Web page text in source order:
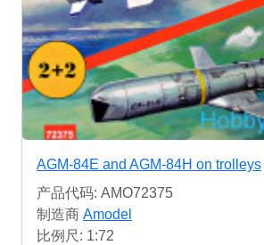
AGM-84E and AGM-84H on trolleys
产品代码: AMO72375
制造商 Amodel
比例尺: 1:72